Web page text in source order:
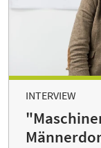
INTERVIEW